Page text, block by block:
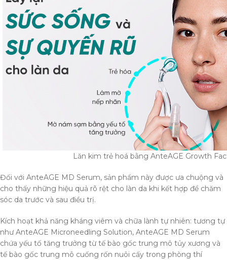
Lăn kim trẻ hoá bằng AnteAGE Growth
Đối với AnteAGE MD Serum, sản phẩm này được ưa chuộng và
cho thấy những hiệu quả rõ rệt cho làn da khi kết hợp để chăm
sóc da trước và sau điều trị.
Kích hoạt khả năng kháng viêm và chữa lành tự nhiên: tương tự
như AnteAGE Microneedling Solution, AnteAGE MD Serum
chứa yếu tố tăng trưởng từ tế bào gốc trung mô tủy xương và
tế bào gốc trung mô cuống rốn nuôi cấy trong phòng thí